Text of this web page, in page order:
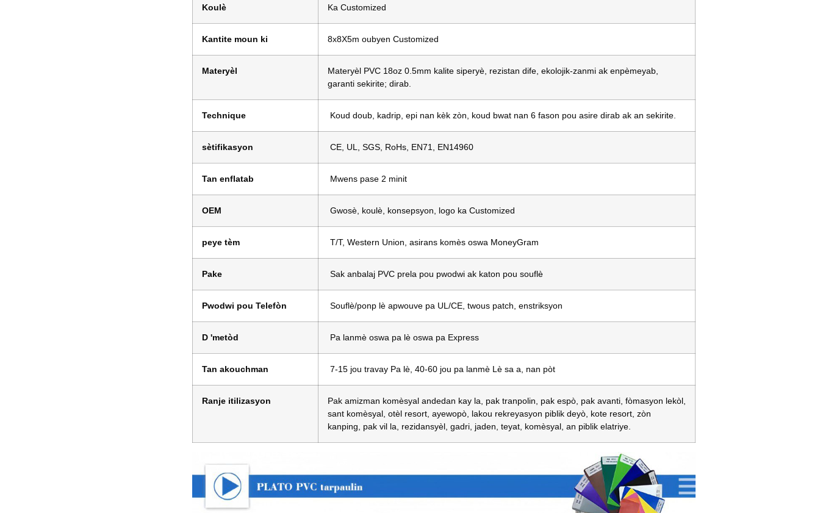
Koulè Ka Customized
Kantite moun ki 8x8X5m oubyen Customized
Materyèl
Materyèl PVC 18oz 0.5mm kalite siperyè, rezistan dife, ekolojik-zanmi ak enpèmeyab,
garanti sekirite; dirab.
Technique Koud doub, kadrip, epi nan kèk zòn, koud bwat nan 6 fason pou asire dirab ak an sekirite.
sètifikasyon CE, UL, SGS, RoHs, EN71, EN14960
Tan enflatab Mwens pase 2 minit
OEM Gwosè, koulè, konsepsyon, logo ka Customized
peye tèm T/T, Western Union, asirans komès oswa MoneyGram
Pake Sak anbalaj PVC prela pou pwodwi ak katon pou souflè
Pwodwi pou Telefòn Souflè/ponp lè apwouve pa UL/CE, twous patch, enstriksyon
D 'metòd Pa lanmè oswa pa lè oswa pa Express
Tan akouchman 7-15 jou travay Pa lè, 40-60 jou pa lanmè Lè sa a, nan pòt
Ranje itilizasyon
Pak amizman komèsyal andedan kay la, pak tranpolin, pak espò, pak avanti, fòmasyon lekòl,
sant komèsyal, otèl resort, ayewopò, lakou rekreyasyon piblik deyò, kote resort, zòn
kanping, pak vil la, rezidansyèl, gadri, jaden, teyat, komèsyal, an piblik elatriye.